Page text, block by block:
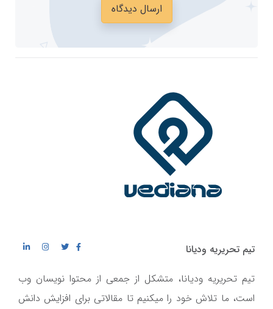
ارسال دیدگاه
تیم تحریریه ودیانا
تیم تحریریه ودیانا، متشکل از جمعی از محتوا نویسان وب
است، ما تلاش خود را میکنیم تا مقالاتی برای افزایش دانش